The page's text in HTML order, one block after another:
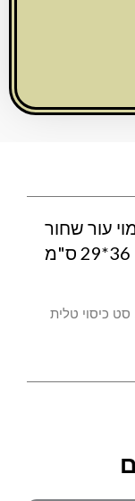
עור שחור
36*29 ס"מ
סט כיסוי טלית